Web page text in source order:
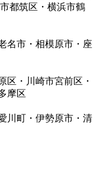
都筑区・横浜市鶴
名市・相模原市・座
区・川崎市宮前区・
摩区
川町・伊勢原市・清